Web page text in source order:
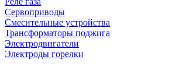
Сервоприводы
Смесительные устройства
Трансформаторы поджига
Электродвигатели
Электроды горелки